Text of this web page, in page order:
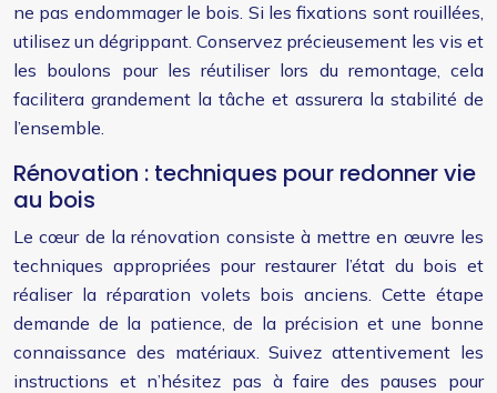
ne pas endommager le bois. Si les fixations sont rouillées,
utilisez un dégrippant. Conservez précieusement les vis et
les boulons pour les réutiliser lors du remontage, cela
facilitera grandement la tâche et assurera la stabilité de
l’ensemble.
Rénovation : techniques pour redonner vie
au bois
Le cœur de la rénovation consiste à mettre en œuvre les
techniques appropriées pour restaurer l’état du bois et
réaliser la réparation volets bois anciens. Cette étape
demande de la patience, de la précision et une bonne
connaissance des matériaux. Suivez attentivement les
instructions et n’hésitez pas à faire des pauses pour